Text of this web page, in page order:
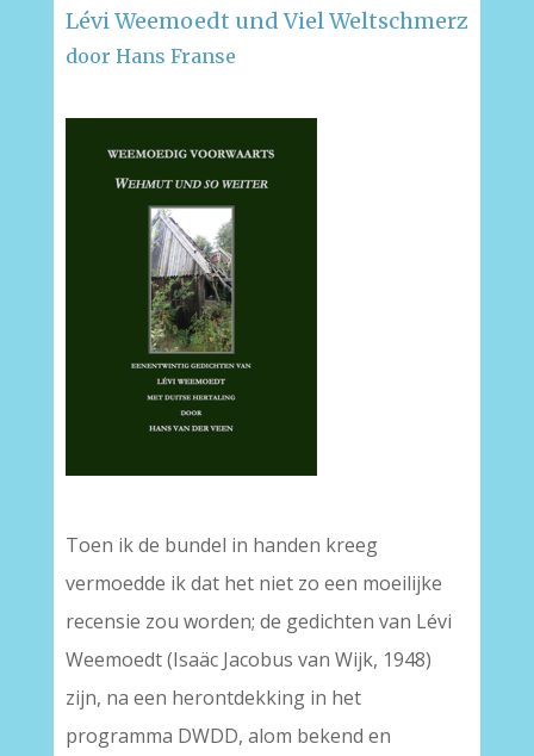
Lévi Weemoedt und Viel Weltschmerz
door Hans Franse
Toen ik de bundel in handen kreeg
vermoedde ik dat het niet zo een moeilijke
recensie zou worden; de gedichten van Lévi
Weemoedt (Isaäc Jacobus van Wijk, 1948)
zijn, na een herontdekking in het
programma DWDD, alom bekend en